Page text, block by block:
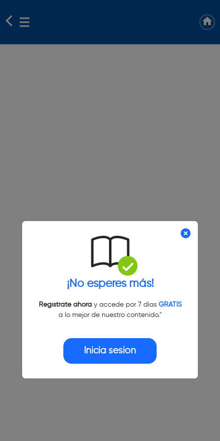
¡No esperes más!
Regístrate ahoray accede por 7 días GRATIS
a lo mejor de nuestro contenido."
Inicia sesión